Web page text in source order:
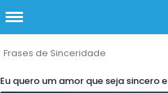
Frases de Sinceridade
Eu quero um amor que seja sincero